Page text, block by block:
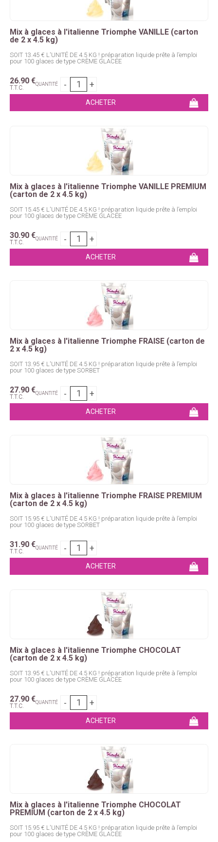
Mix à glaces à l'italienne Triomphe VANILLE (carton
de 2 x 4.5 kg)
SOIT 13.45 € L'UNITÉ DE 4.5 KG ! préparation liquide prête à l’emploi
pour 100 glaces de type CRÈME GLACÉE
26.90 €
T.T.C. QUANTITÉ
Mix à glaces à l'italienne Triomphe VANILLE PREMIUM
(carton de 2 x 4.5 kg)
SOIT 15.45 € L'UNITÉ DE 4.5 KG ! préparation liquide prête à l’emploi
pour 100 glaces de type CRÈME GLACÉE
30.90 €
T.T.C. QUANTITÉ
Mix à glaces à l'italienne Triomphe FRAISE (carton de
2 x 4.5 kg)
SOIT 13.95 € L'UNITÉ DE 4.5 KG ! préparation liquide prête à l’emploi
pour 100 glaces de type SORBET
27.90 €
T.T.C. QUANTITÉ
Mix à glaces à l'italienne Triomphe FRAISE PREMIUM
(carton de 2 x 4.5 kg)
SOIT 15.95 € L'UNITÉ DE 4.5 KG ! préparation liquide prête à l’emploi
pour 100 glaces de type SORBET
31.90 €
T.T.C. QUANTITÉ
Mix à glaces à l'italienne Triomphe CHOCOLAT
(carton de 2 x 4.5 kg)
SOIT 13.95 € L'UNITÉ DE 4.5 KG ! préparation liquide prête à l’emploi
pour 100 glaces de type CRÈME GLACÉE
27.90 €
T.T.C. QUANTITÉ
Mix à glaces à l'italienne Triomphe CHOCOLAT
PREMIUM (carton de 2 x 4.5 kg)
SOIT 15.95 € L'UNITÉ DE 4.5 KG ! préparation liquide prête à l’emploi
pour 100 glaces de type CRÈME GLACÉE